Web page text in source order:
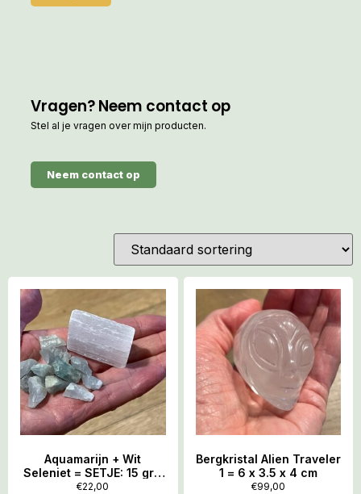
Vragen? Neem contact op
Stel al je vragen over mijn producten.
Neem contact op
Aquamarijn + Wit
Seleniet = SETJE: 15 gr –
Moeder Maria
€22,00
Bergkristal Alien Traveler
1 = 6 x 3.5 x 4 cm
€99,00